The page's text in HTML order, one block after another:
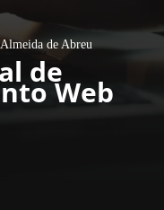
de Abreu
de
Web